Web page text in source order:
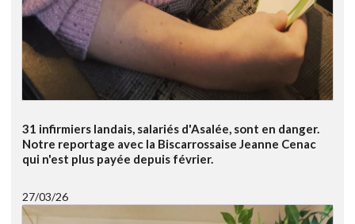
31 infirmiers landais, salariés d'Asalée, sont en danger.
Notre reportage avec la Biscarrossaise Jeanne Cenac
qui n'est plus payée depuis février.
27/03/26